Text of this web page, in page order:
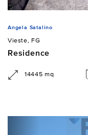
Angela Satalino
Vieste, FG
Residence
14445 mq